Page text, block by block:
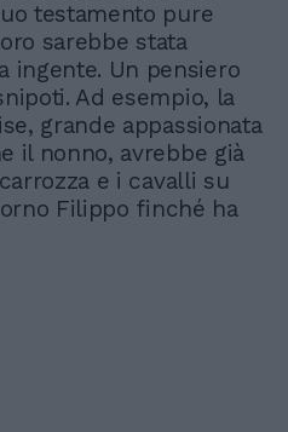
testamento pure
sarebbe stata
ingente. Un pensiero
Ad esempio, la
grande appassionata
il nonno, avrebbe già
e i cavalli su
Filippo finché ha